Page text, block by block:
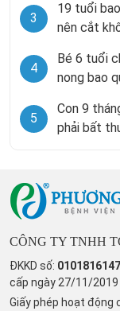
3
19 tuổi
nên cắt
4
Bé 6 tuổi
nong bao
5
Con 9
phải bất
CÔNG TY TNHH
ĐKKD số: 0101816147
cấp ngày 27/11/2019
Giấy phép hoạt động